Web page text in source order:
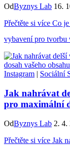
OdByznys Lab 16.
Přečtěte si více Co
vybavení pro tvorbu
Instagram | Sociální
Jak nahrávat
pro maximální
OdByznys Lab 2. 4.
Přečtěte si více Jak